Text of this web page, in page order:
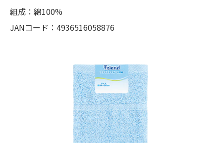
組成：綿100%
JANコード：4936516058876